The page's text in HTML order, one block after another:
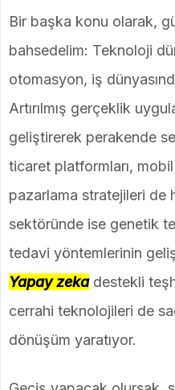
Bir başka konu olarak,
bahsedelim: Teknoloji
otomasyon, iş
Artırılmış gerçeklik
geliştirerek perakende
ticaret platformları,
pazarlama stratejileri de
sektöründe ise genetik
tedavi yöntemlerinin
Yapay zekadestekli
cerrahi teknolojileri de
dönüşüm yaratıyor.